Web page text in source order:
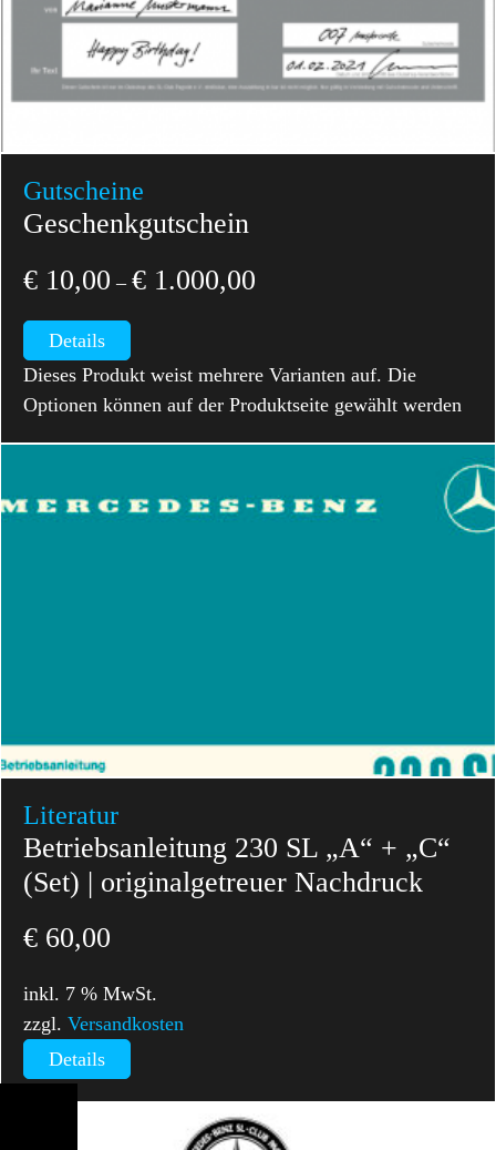
Gutscheine
Geschenkgutschein
€ 10,00 –€ 1.000,00
Details
Dieses Produkt weist mehrere Varianten auf. Die
Optionen können auf der Produktseite gewählt werden
Literatur
Betriebsanleitung 230 SL „A“ + „C“
(Set) | originalgetreuer Nachdruck
€ 60,00
inkl. 7 % MwSt.
zzgl.Versandkosten
Details